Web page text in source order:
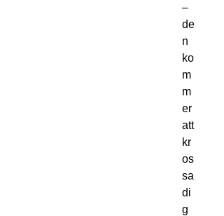
–
de
n
ko
m
m
er
att
kr
os
sa
di
g